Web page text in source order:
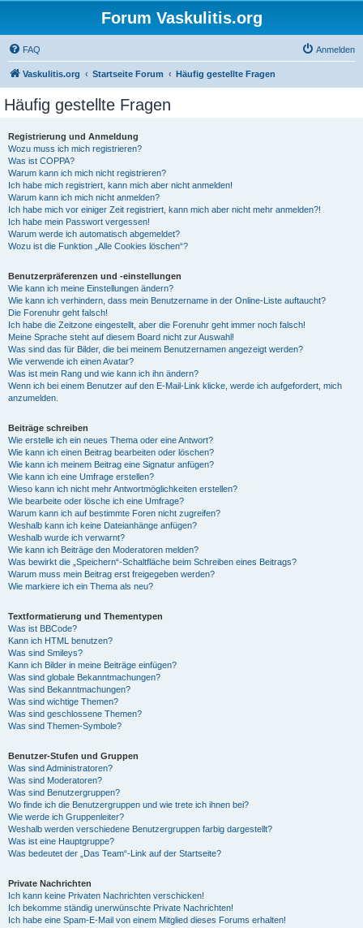
Forum Vaskulitis.org
FAQ Anmelden
Vaskulitis.org Startseite Forum Häufig gestellte Fragen
Häufig gestellte Fragen
Registrierung und Anmeldung
Wozu muss ich mich registrieren?
Was ist COPPA?
Warum kann ich mich nicht registrieren?
Ich habe mich registriert, kann mich aber nicht anmelden!
Warum kann ich mich nicht anmelden?
Ich habe mich vor einiger Zeit registriert, kann mich aber nicht mehr anmelden?!
Ich habe mein Passwort vergessen!
Warum werde ich automatisch abgemeldet?
Wozu ist die Funktion „Alle Cookies löschen“?
Benutzerpräferenzen und -einstellungen
Wie kann ich meine Einstellungen ändern?
Wie kann ich verhindern, dass mein Benutzername in der Online-Liste auftaucht?
Die Forenuhr geht falsch!
Ich habe die Zeitzone eingestellt, aber die Forenuhr geht immer noch falsch!
Meine Sprache steht auf diesem Board nicht zur Auswahl!
Was sind das für Bilder, die bei meinem Benutzernamen angezeigt werden?
Wie verwende ich einen Avatar?
Was ist mein Rang und wie kann ich ihn ändern?
Wenn ich bei einem Benutzer auf den E-Mail-Link klicke, werde ich aufgefordert, mich
anzumelden.
Beiträge schreiben
Wie erstelle ich ein neues Thema oder eine Antwort?
Wie kann ich einen Beitrag bearbeiten oder löschen?
Wie kann ich meinem Beitrag eine Signatur anfügen?
Wie kann ich eine Umfrage erstellen?
Wieso kann ich nicht mehr Antwortmöglichkeiten erstellen?
Wie bearbeite oder lösche ich eine Umfrage?
Warum kann ich auf bestimmte Foren nicht zugreifen?
Weshalb kann ich keine Dateianhänge anfügen?
Weshalb wurde ich verwarnt?
Wie kann ich Beiträge den Moderatoren melden?
Was bewirkt die „Speichern“-Schaltfläche beim Schreiben eines Beitrags?
Warum muss mein Beitrag erst freigegeben werden?
Wie markiere ich ein Thema als neu?
Textformatierung und Thementypen
Was ist BBCode?
Kann ich HTML benutzen?
Was sind Smileys?
Kann ich Bilder in meine Beiträge einfügen?
Was sind globale Bekanntmachungen?
Was sind Bekanntmachungen?
Was sind wichtige Themen?
Was sind geschlossene Themen?
Was sind Themen-Symbole?
Benutzer-Stufen und Gruppen
Was sind Administratoren?
Was sind Moderatoren?
Was sind Benutzergruppen?
Wo finde ich die Benutzergruppen und wie trete ich ihnen bei?
Wie werde ich Gruppenleiter?
Weshalb werden verschiedene Benutzergruppen farbig dargestellt?
Was ist eine Hauptgruppe?
Was bedeutet der „Das Team“-Link auf der Startseite?
Private Nachrichten
Ich kann keine Privaten Nachrichten verschicken!
Ich bekomme ständig unerwünschte Private Nachrichten!
Ich habe eine Spam-E-Mail von einem Mitglied dieses Forums erhalten!